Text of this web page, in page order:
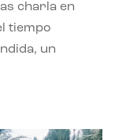
charla en
tiempo
un